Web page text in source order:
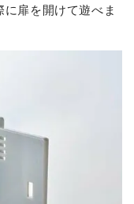
に扉を開けて遊べま